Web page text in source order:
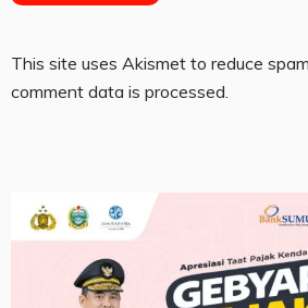
This site uses Akismet to reduce spam.
comment data is processed.